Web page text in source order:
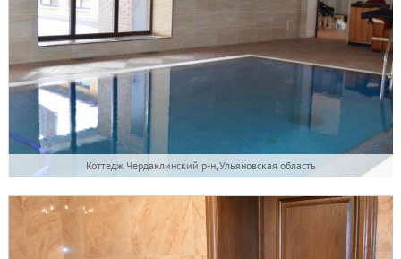
Коттедж Чердаклинский р-н, Ульяновская область